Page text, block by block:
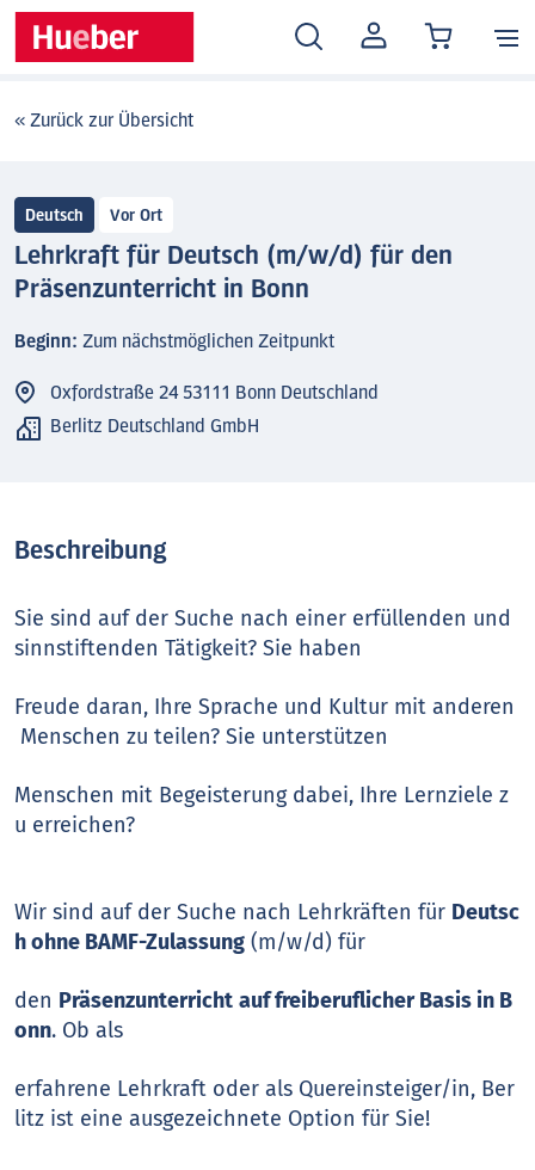
MEIN
KONTO
« Zurück zur Übersicht
Deutsch Vor Ort
Lehrkraft für Deutsch (m/w/d) für den
Präsenzunterricht in Bonn
Beginn:Zum nächstmöglichen Zeitpunkt
Oxfordstraße 24 53111 Bonn Deutschland
Berlitz Deutschland GmbH
Beschreibung
Sie sind auf der Suche nach einer erfüllenden und
sinnstiftenden Tätigkeit? Sie haben
Freude daran, Ihre Sprache und Kultur mit anderen
Menschen zu teilen? Sie unterstützen
Menschen mit Begeisterung dabei, Ihre Lernziele z
u erreichen?
Wir sind auf der Suche nach Lehrkräften für Deutsc
h ohne BAMF-Zulassung (m/w/d) für
den Präsenzunterricht auf freiberuflicher Basis in B
onn. Ob als
erfahrene Lehrkraft oder als Quereinsteiger/in, Ber
litz ist eine ausgezeichnete Option für Sie!